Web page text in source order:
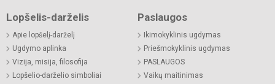
Lopšelis-darželis
Apie lopšelį-darželį
Ugdymo aplinka
Vizija, misija, filosofija
Lopšelio-darželio simboliai
Paslaugos
Ikimokyklinis ugdymas
Priešmokyklinis ugdymas
PASLAUGOS
Vaikų maitinimas